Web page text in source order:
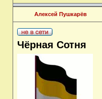
Алексей Пушкарёв
Чёрная Сотня